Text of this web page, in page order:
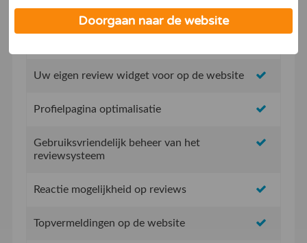
Social Media integratie om uw reviews te delen
Uw eigen review widget voor op de website
Profielpagina optimalisatie
Gebruiksvriendelijk beheer van het
reviewsysteem
Reactie mogelijkheid op reviews
Topvermeldingen op de website
Doorgaan naar de website